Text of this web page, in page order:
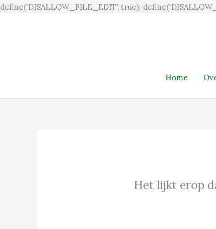
define('DISALLOW_FILE_EDIT', true);
Home
Het lijkt erop